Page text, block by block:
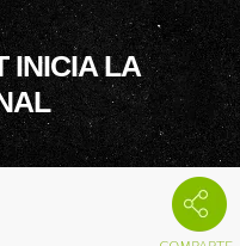
INICIA LA